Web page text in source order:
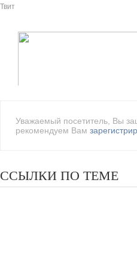
Твит
Уважаемый посетитель, Вы
рекомендуем Вам
ССЫЛКИ ПО ТЕМЕ